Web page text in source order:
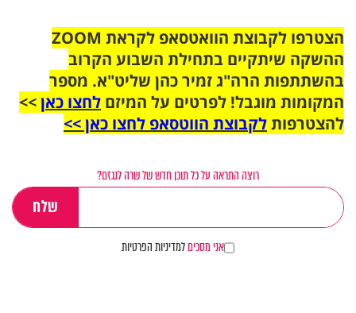
הצטרפו לקבוצת הוואטסאפ לקראת ZOOM
ההשקה שיתקיים בתחילת השבוע הקרוב
בהשתתפות הרה"ג זמיר כהן שליט"א. מספר
המקומות מוגבל! לפרטים על המיזם לחצו כאן>>
להצטרפותלקבוצת הווטסאפ לחצו כאן >>
רוצה התראה על כל תוכן חדש של שרה לנגזם?
אני מסכיםלמדיניות הפרטיות